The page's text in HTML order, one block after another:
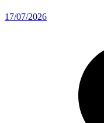
17/07/2026